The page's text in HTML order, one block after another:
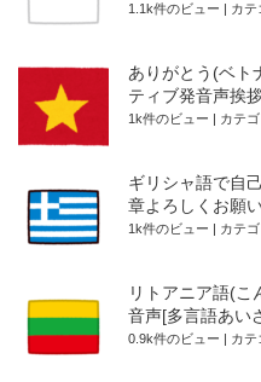
1.1k件のビュー カテ
ありがとう(ベト
ティブ発音声挨
1k件のビュー カテ
ギリシャ語で自
章よろしくお願
1k件のビュー カテ
リトアニア語(こ
音声[多言語あい
0.9k件のビュー カテ